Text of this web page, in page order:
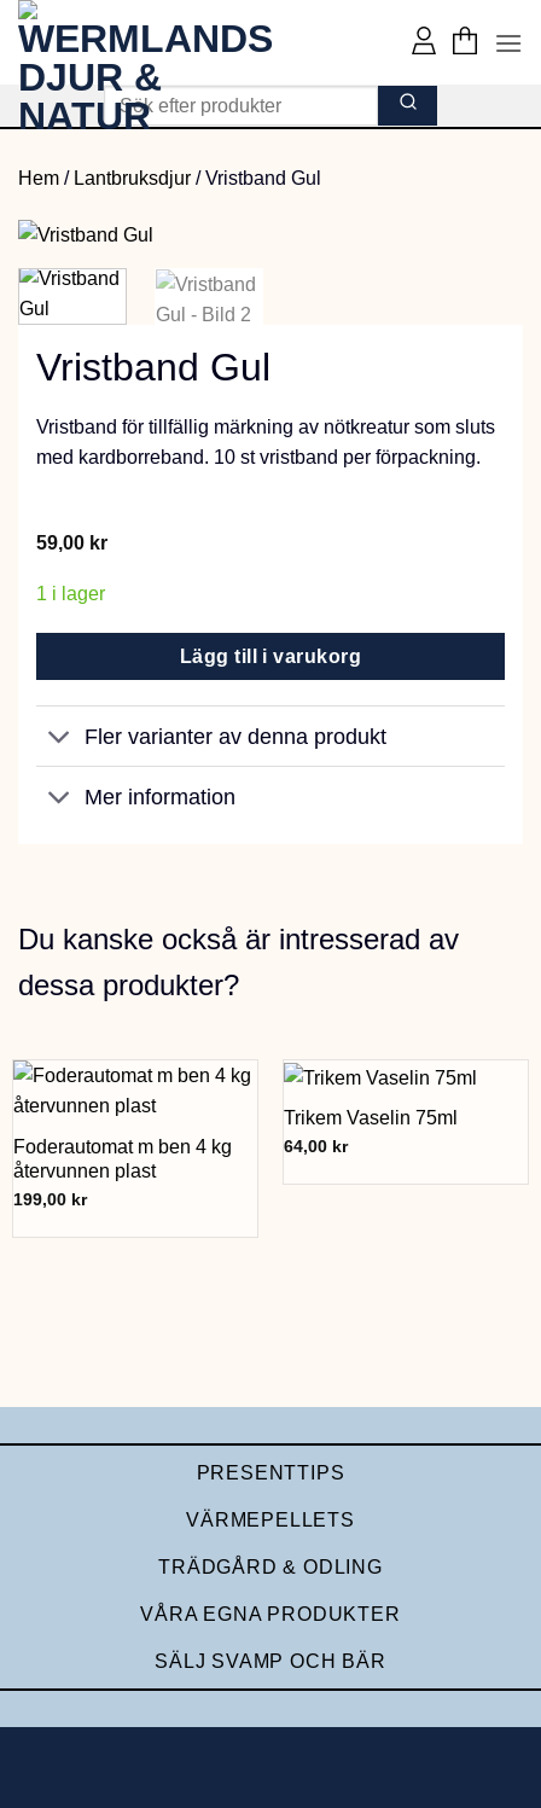
Skip
content
Hem / Lantbruksdjur /Vristband Gul
Vristband Gul
Vristband för tillfällig märkning av nötkreatur som sluts
med kardborreband. 10 st vristband per förpackning.
59,00 kr
1 i lager
Lägg till i varukorg
Fler varianter av denna produkt
Mer information
Du kanske också är intresserad av
dessa produkter?
Foderautomat m ben 4 kg
återvunnen plast
199,00 kr
Trikem Vaselin 75ml
64,00 kr
PRESENTTIPS
VÄRMEPELLETS
TRÄDGÅRD & ODLING
VÅRA EGNA PRODUKTER
SÄLJ SVAMP OCH BÄR